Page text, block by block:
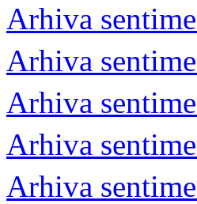
Arhiva
Arhiva
Arhiva
Arhiva
Arhiva